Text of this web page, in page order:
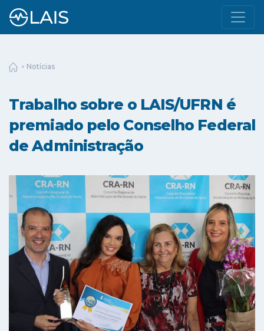
Notícias
Trabalho sobre o LAIS/UFRN é
premiado pelo Conselho Federal
de Administração